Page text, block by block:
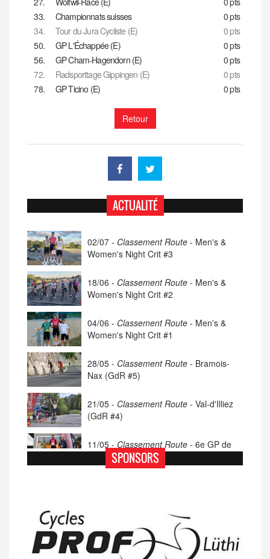
33.
Championnats suisses
0 pts
34.
Tour du Jura Cycliste (E)
0 pts
50.
GP L'Échappée (E)
0 pts
56.
GP Cham-Hagendorn (E)
0 pts
72.
Radsporttage Gippingen (E)
0 pts
78.
GP Ticino (E) 0 pts
Retour
ACTUALITÉ
02/07 - Classement Route - Men's &
Women's Night Crit #3
18/06 - Classement Route - Men's &
Women's Night Crit #2
04/06 - Classement Route - Men's &
Women's Night Crit #1
28/05 - Classement Route - Bramois-
Nax (GdR #5)
21/05 - Classement Route - Val-d'Illiez
(GdR #4)
11/05 - Classement Route - 6e GP de
Porsel (TdC #4)
Classement Route -
Moléson (TdC #3)
SPONSORS